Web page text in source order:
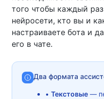
того чтобы каждый
нейросети, кто вы и
настраиваете бота и
его в чате.
Два формата
• Текстовые —